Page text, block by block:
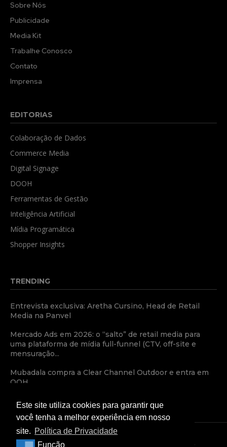
Sobre Nós
Publicidade
Media Kit
Trabalhe Conosco
Contato
Imprensa
EDITORIAS
Colaboração de Dados
Commerce Media
Digital Signage
DOOH
Ferramentas de Gestão
Inteligência Artificial
Mídia Programática
Shopper Insights
TRENDING
Entrevista exclusiva: Aretha Cursino, Head de Retail
Media na Panvel
Mercado Ads em 2026: o “salto” de retail media para
uma plataforma de mídia full-funnel (CTV, off-site e
mensuração...
Mubadala compra a Clear Channel Outdoor e entra em
OOH
Este site utiliza cookies para garantir que
você tenha a melhor experiência em nosso
site. Política de Privacidade
Função